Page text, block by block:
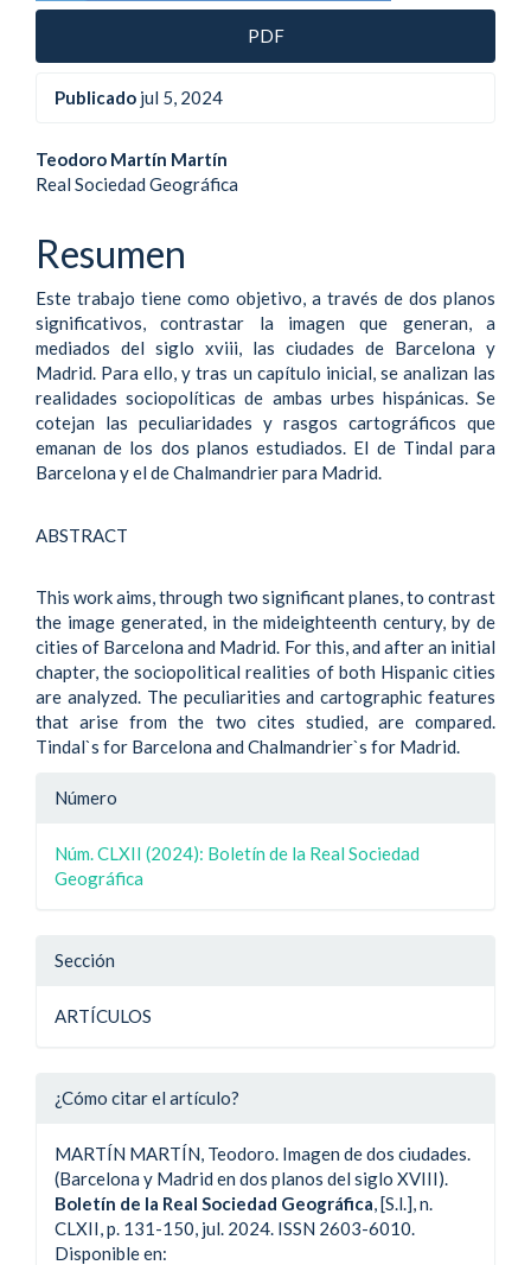
PDF
Publicado jul 5, 2024
Contenido
del
artículo
Teodoro Martín Martín
Real Sociedad Geográfica
Resumen
Este trabajo tiene como objetivo, a través de dos planos
significativos, contrastar la imagen que generan, a
mediados del siglo xviii, las ciudades de Barcelona y
Madrid. Para ello, y tras un capítulo inicial, se analizan las
realidades sociopolíticas de ambas urbes hispánicas. Se
cotejan las peculiaridades y rasgos cartográficos que
emanan de los dos planos estudiados. El de Tindal para
Barcelona y el de Chalmandrier para Madrid.
ABSTRACT
This work aims, through two significant planes, to contrast
the image generated, in the mideighteenth century, by de
cities of Barcelona and Madrid. For this, and after an initial
chapter, the sociopolitical realities of both Hispanic cities
are analyzed. The peculiarities and cartographic features
that arise from the two cites studied, are compared.
Tindal`s for Barcelona and Chalmandrier`s for Madrid.
Detalle
artículo
Número
Núm. CLXII (2024): Boletín de la Real Sociedad
Geográfica
Sección
ARTÍCULOS
¿Cómo citar el artículo?
MARTÍN MARTÍN, Teodoro. Imagen de dos ciudades.
(Barcelona y Madrid en dos planos del siglo XVIII).
Boletín de la Real Sociedad Geográfica , [S.l.], n.
CLXII, p. 131-150, jul. 2024. ISSN 2603-6010.
Disponible en: